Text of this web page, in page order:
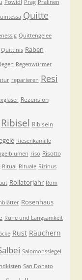
Powidl Prag Pralinen
Quitte
Quittengelee
Quittinis Raben
Regenwürmer
reparieren Resi
Rezension
Ribisel Ribiseln
Riesenkamille
riso Risotto
Ritual Rituale Rizinus
Rollatorjahr Rom
Rosenhaus
Ruhe und Langsamkeit
Rust Räuchern
Salomonssiegel
San Donato